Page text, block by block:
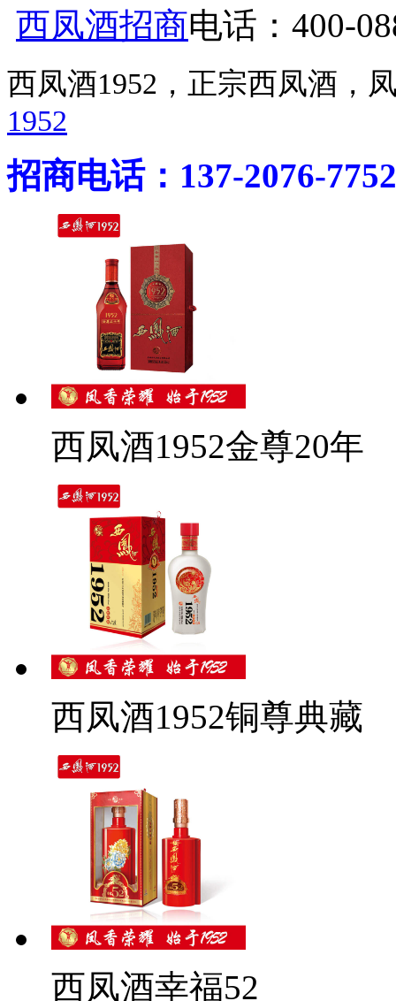
西凤酒招商电话：400-
西凤酒1952，正宗西凤酒
1952
招商电话：137-2076-7752
西凤酒1952金尊20年
西凤酒1952铜尊典藏
西凤酒幸福52